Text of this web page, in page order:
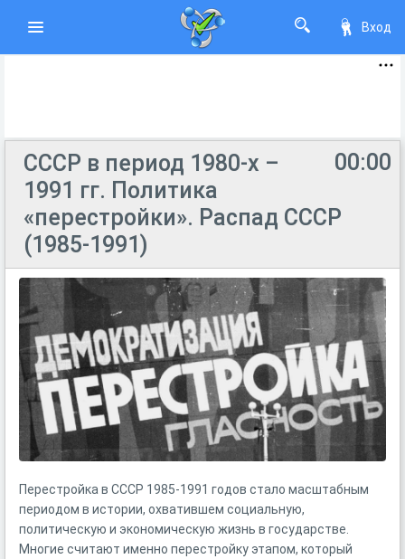
Вход
00:00
СССР в период 1980-х –
1991 гг. Политика
«перестройки». Распад СССР
(1985-1991)
Перестройка в СССР 1985-1991 годов стало масштабным
периодом в истории, охватившем социальную,
политическую и экономическую жизнь в государстве.
Многие считают именно перестройку этапом, который